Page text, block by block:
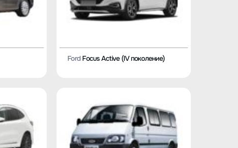
Ford Focus Active (IV поколение)